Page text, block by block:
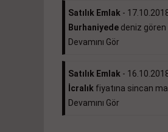
Satılık Emlak -
Burhaniyede deniz gören
Devamını Gör
Satılık Emlak -
İcralık fiyatına sincan
Devamını Gör